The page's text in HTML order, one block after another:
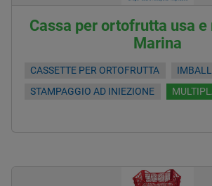
Cassa per ortofrutta usa e
Marina
CASSETTE PER ORTOFRUTTA
STAMPAGGIO AD INIEZIONE